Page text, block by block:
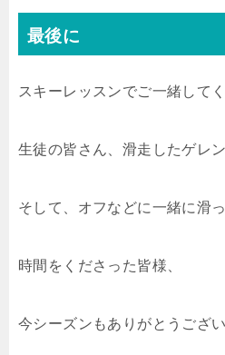
最後に
スキーレッスンでご一緒して
生徒の皆さん、滑走したゲレ
そして、オフなどに一緒に滑
時間をくださった皆様、
今シーズンもありがとうござい